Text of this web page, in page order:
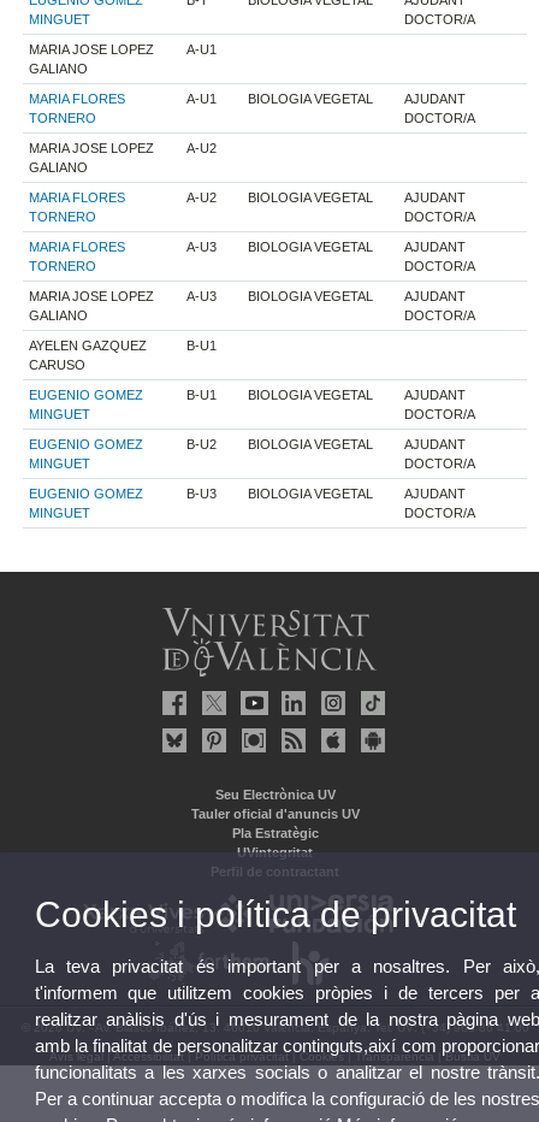
MINGUET
DOCTOR/A
MARIA JOSE LOPEZ
GALIANO
A-U1
MARIA FLORES
TORNERO
A-U1 BIOLOGIA VEGETAL
AJUDANT
DOCTOR/A
MARIA JOSE LOPEZ
GALIANO
A-U2
MARIA FLORES
TORNERO
A-U2 BIOLOGIA VEGETAL
AJUDANT
DOCTOR/A
MARIA FLORES
TORNERO
A-U3 BIOLOGIA VEGETAL
AJUDANT
DOCTOR/A
MARIA JOSE LOPEZ
GALIANO
A-U3 BIOLOGIA VEGETAL
AJUDANT
DOCTOR/A
AYELEN GAZQUEZ
CARUSO
B-U1
EUGENIO GOMEZ
MINGUET
B-U1 BIOLOGIA VEGETAL
AJUDANT
DOCTOR/A
EUGENIO GOMEZ
MINGUET
B-U2 BIOLOGIA VEGETAL
AJUDANT
DOCTOR/A
EUGENIO GOMEZ
MINGUET
B-U3 BIOLOGIA VEGETAL
AJUDANT
DOCTOR/A
Seu Electrònica UV
Tauler oficial d'anuncis UV
Pla Estratègic
UVintegritat
Perfil de contractant
© 2026 UV. - Av. Blasco Ibáñez, 13. 46010 València. Espanya. Tel. UV: (+34) 963 86 41 00
Avís legal|Accessibilitat|Política privacitat|Cookies|Transparència|Bústia UV
Cookies i política de privacitat
La teva privacitat és important per a nosaltres. Per
t'informem que utilitzem cookies pròpies i de tercers per
realitzar anàlisis d'ús i mesurament de la nostra pàgina
amb la finalitat de personalitzar continguts,així com
funcionalitats a les xarxes socials o analitzar el nostre
Per a continuar accepta o modifica la configuració de les